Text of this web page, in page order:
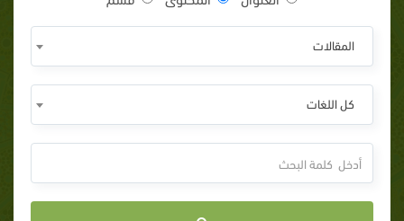
المقالات
كل اللغات